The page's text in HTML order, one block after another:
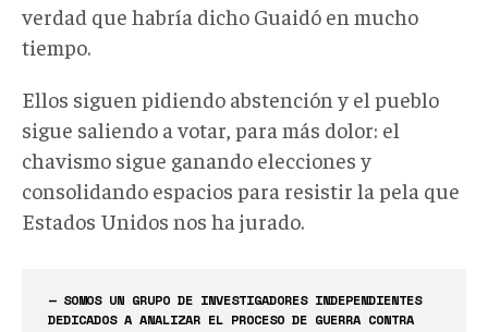
verdad que habría dicho Guaidó en mucho
tiempo.
Ellos siguen pidiendo abstención y el pueblo
sigue saliendo a votar, para más dolor: el
chavismo sigue ganando elecciones y
consolidando espacios para resistir la pela que
Estados Unidos nos ha jurado.
— SOMOS UN GRUPO DE INVESTIGADORES INDEPENDIENTES
DEDICADOS A ANALIZAR EL PROCESO DE GUERRA CONTRA